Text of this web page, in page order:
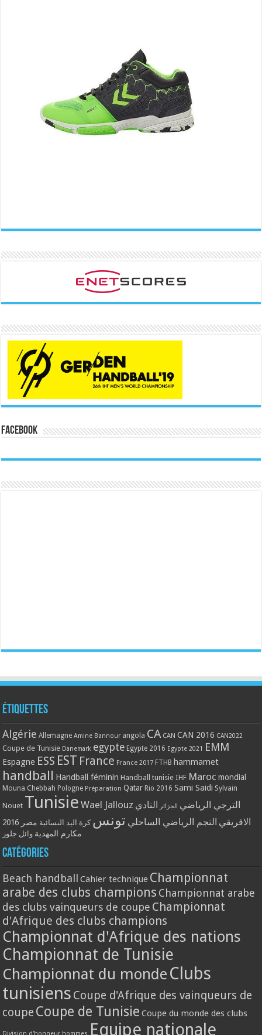
Facebook
Étiquettes
Algérie Allemagne Amine Bannour angola CA CAN CAN 2016 CAN2022
Coupe de Tunisie Danemark egypte Egypte 2016 Egypte 2021 EMM
Espagne ESS EST France France 2017 FTHB hammamet
handball Handball féminin Handball tunisie IHF Maroc mondial
Mouna Chebbah Pologne Préparation Qatar Rio 2016 Sami Saidi Sylvain
Nouet Tunisie Wael Jallouz الترجي الرياضي الجزائر النادي
الافريقي النجم الرياضي الساحلي تونس كرة اليد النسائية مصر 2016
مكارم المهدية وائل جلوز
Catégories
Beach handball Cahier technique Championnat
arabe des clubs champions Championnat arabe
des clubs vainqueurs de coupe Championnat
d'Afrique des clubs champions
Championnat d'Afrique des nations
Championnat de Tunisie
Championnat du monde Clubs
tunisiens Coupe d'Afrique des vainqueurs de
coupe Coupe de Tunisie Coupe du monde des clubs
Equipe nationale